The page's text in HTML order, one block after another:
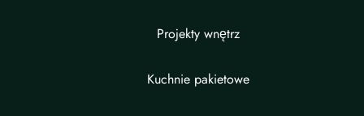
Projekty wnętrz
Kuchnie pakietowe